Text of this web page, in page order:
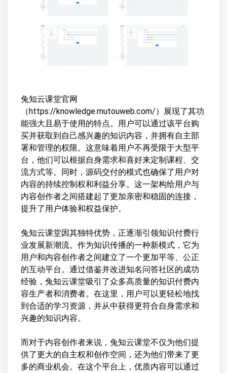
兔知云课堂官网
（https://knowledge.mutouweb.com/）展现了其功
能强大且易于使用的特点。用户可以通过该平台购
买并获取到自己感兴趣的知识内容，并拥有自主部
署和管理的权限。这意味着用户不再受限于大型平
台，他们可以根据自身需求和喜好来定制课程、交
流方式等。同时，源码交付的模式也确保了用户对
内容的持续控制权和利益分享。这一架构给用户与
内容创作者之间搭建起了更加亲密和稳固的连接，
提升了用户体验和权益保护。
兔知云课堂因其独特优势，正逐渐引领知识付费行
业发展新潮流。作为知识传播的一种新模式，它为
用户和内容创作者之间建立了一个更加平等、公正
的互动平台。通过借鉴并改进知名问答社区的成功
经验，兔知云课堂吸引了众多高质量的知识付费内
容生产者和消费者。在这里，用户可以更轻松地找
到合适的学习资源，并从中获得更符合自身需求和
兴趣的知识内容。
而对于内容创作者来说，兔知云课堂不仅为他们提
供了更大的自主权和创作空间，还为他们带来了更
多的商业机会。在这个平台上，优质内容可以通过